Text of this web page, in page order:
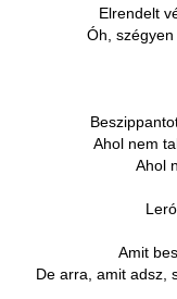
Elrendelt
Óh,
Ahol nem
Ahol
Amit
De arra, amit adsz,